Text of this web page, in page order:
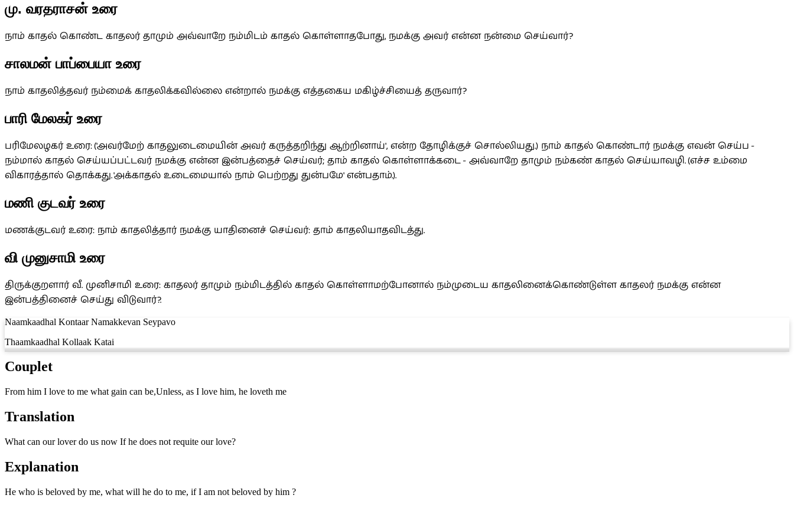
மு. வரதராசன் உரை
நாம் காதல் கொண்ட காதலர் தாமும் அவ்வாறே நம்மிடம் காதல் கொள்ளாதபோது, நமக்கு அவர் என்ன நன்மை செய்வார்?
சாலமன் பாப்பையா உரை
நாம் காதலித்தவர் நம்மைக் காதலிக்கவில்லை என்றால் நமக்கு எத்தகைய மகிழ்ச்சியைத் தருவார்?
பாரி மேலகர் உரை
பரிமேலழகர் உரை: ('அவர்மேற் காதலுடைமையின் அவர் கருத்தறிந்து ஆற்றினாய்', என்ற தோழிக்குச் சொல்லியது.) நாம் காதல் கொண்டார் நமக்கு எவன் செய்ப -
நம்மால் காதல் செய்யப்பட்டவர் நமக்கு என்ன இன்பத்தைச் செய்வர்; தாம் காதல் கொள்ளாக்கடை - அவ்வாறே தாமும் நம்கண் காதல் செய்யாவழி. (எச்ச உம்மை
விகாரத்தால் தொக்கது. 'அக்காதல் உடைமையால் நாம் பெற்றது துன்பமே' என்பதாம்.).
மணி குடவர் உரை
மணக்குடவர் உரை: நாம் காதலித்தார் நமக்கு யாதினைச் செய்வர்: தாம் காதலியாதவிடத்து.
வி முனுசாமி உரை
திருக்குறளார் வீ. முனிசாமி உரை: காதலர் தாமும் நம்மிடத்தில் காதல் கொள்ளாமற்போனால் நம்முடைய காதலினைக்கொண்டுள்ள காதலர் நமக்கு என்ன
இன்பத்தினைச் செய்து விடுவார்?.
Naamkaadhal Kontaar Namakkevan Seypavo
Thaamkaadhal Kollaak Katai
Couplet
From him I love to me what gain can be,Unless, as I love him, he loveth me
Translation
What can our lover do us now If he does not requite our love?
Explanation
He who is beloved by me, what will he do to me, if I am not beloved by him ?